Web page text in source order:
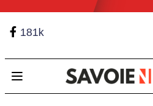
181k
Open main menu